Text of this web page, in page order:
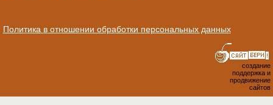
Политика в отношении обработки персональных данных
создание
поддержка и
продвижение
сайтов